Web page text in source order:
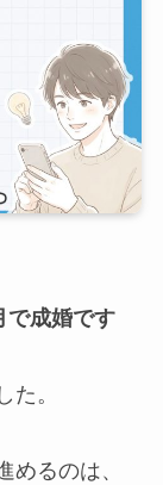
で成婚です
た。
めるのは、